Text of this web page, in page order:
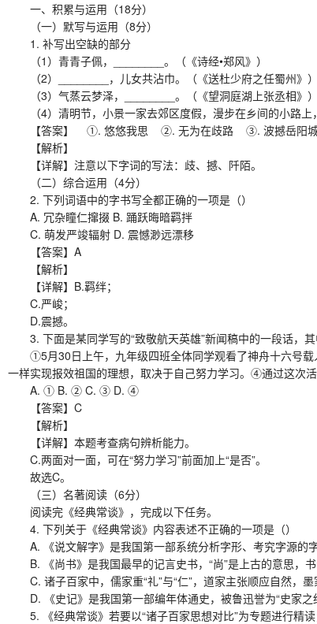
一、积累与运用（18分）
（一）默写与运用（8分）
1. 补写出空缺的部分
（1）青青子佩，________。（《诗经•郑风》）
（2）________，儿女共沾巾。（《送杜少府之任蜀州》）
（3）气蒸云梦泽，________。（《望洞庭湖上张丞相》）
（4）清明节，小景一家去郊区度假，漫步在乡间的小路上
【答案】 ①. 悠悠我思 ②. 无为在歧路 ③. 波撼岳阳
【解析】
【详解】注意以下字词的写法：歧、撼、阡陌。
（二）综合运用（4分）
2. 下列词语中的字书写全都正确的一项是（）
A. 冗杂瞳仁撺掇 B. 踊跃晦暗羁拌
C. 萌发严竣辐射 D. 震憾渺远漂移
【答案】A
【解析】
【详解】B.羁绊；
C.严峻；
D.震撼。
3. 下面是某同学写的“致敬航天英雄”新闻稿中的一段话，其
①5月30日上午，九年级四班全体同学观看了神舟十六号载
一样实现报效祖国的理想，取决于自己努力学习。④通过这次
A. ① B. ② C. ③ D. ④
【答案】C
【解析】
【详解】本题考查病句辨析能力。
C.两面对一面，可在“努力学习”前面加上“是否”。
故选C。
（三）名著阅读（6分）
阅读完《经典常谈》，完成以下任务。
4. 下列关于《经典常谈》内容表述不正确的一项是（）
A. 《说文解字》是我国第一部系统分析字形、考究字源的字
B. 《尚书》是我国最早的记言史书，“尚”是上古的意思，书
C. 诸子百家中，儒家重“礼”与“仁”，道家主张顺应自然，墨家
D. 《史记》是我国第一部编年体通史，被鲁迅誉为“史家之
5. 《经典常谈》若要以“诸子百家思想对比”为专题进行精读